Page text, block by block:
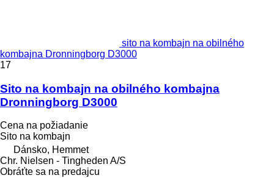
sito na kombajn na obilného
kombajna Dronningborg D3000
17
Sito na kombajn na obilného kombajna
Dronningborg D3000
Cena na požiadanie
Sito na kombajn
Dánsko, Hemmet
Chr. Nielsen - Tingheden A/S
Obráťte sa na predajcu